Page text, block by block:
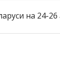
на 24-26